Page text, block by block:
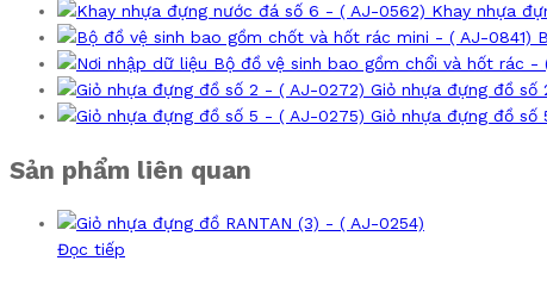
Khay nhựa
Bộ đồ vệ sinh bao gồm chổi và hốt rác -
Giỏ nhựa đựng đồ số
Giỏ nhựa đựng đồ số
Sản phẩm liên quan
Đọc tiếp